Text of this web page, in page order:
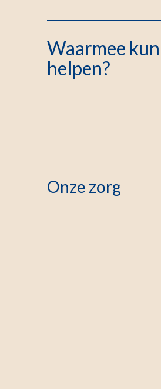
Waarmee
helpen?
Onze zorg